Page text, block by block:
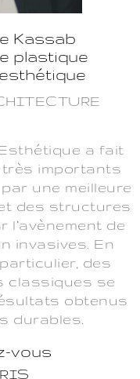
Kassab
plastique
a fait
importants
une meilleure
des structures
l’avènement de
invasives. En
des
classiques se
obtenus
durables.
vous